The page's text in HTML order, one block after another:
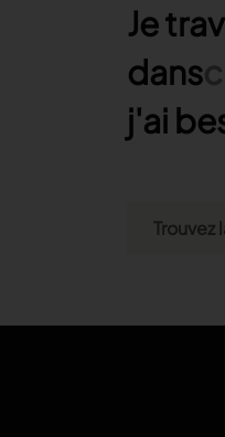
Je
dans
j'ai